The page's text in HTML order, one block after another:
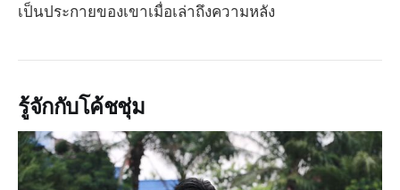
เป็นประกายของเขาเมื่อเล่าถึงความหลัง
รู้จักกับโค้ชชุ่ม